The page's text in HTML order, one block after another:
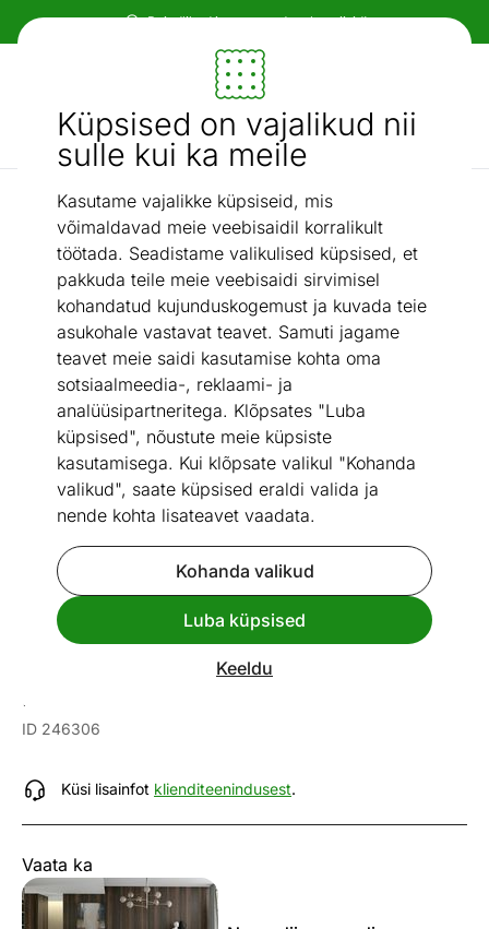
Küpsised on vajalikud nii
sulle kui ka meile
Kasutame vajalikke küpsiseid, mis
võimaldavad meie veebisaidil korralikult
töötada. Seadistame valikulised küpsised, et
pakkuda teile meie veebisaidi sirvimisel
kohandatud kujunduskogemust ja kuvada teie
asukohale vastavat teavet. Samuti jagame
teavet meie saidi kasutamise kohta oma
sotsiaalmeedia-, reklaami- ja
analüüsipartneritega. Klõpsates "Luba
küpsised", nõustute meie küpsiste
kasutamisega. Kui klõpsate valikul "Kohanda
valikud", saate küpsised eraldi valida ja
nende kohta lisateavet vaadata.
Kohanda valikud
Luba küpsised
Keeldu
Paindlikud ja mugavad makseviisid!
Mööbel ja sisustus - ON24
Otsi...
AI otsing
Nurgadiivanid / Nurgadiivanvoodi
Vaata sarnaseid
Nurgadiivanvoodi
ID 246306
Küsi lisainfot klienditeenindusest.
Vaata ka